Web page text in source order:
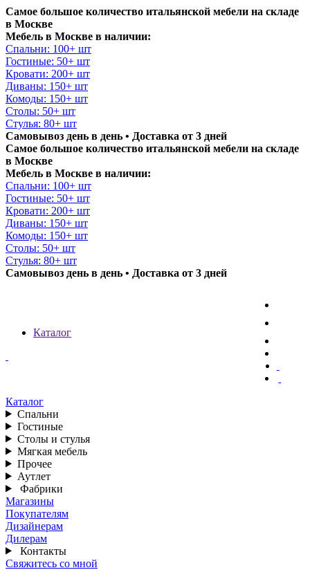
Самое большое количество итальянской мебели на складе
в Москве
Мебель в Москве в наличии:
Спальни: 100+ шт
Гостиные: 50+ шт
Кровати: 200+ шт
Диваны: 150+ шт
Комоды: 150+ шт
Столы: 50+ шт
Стулья: 80+ шт
Самовывоз день в день • Доставка от 3 дней
Самое большое количество итальянской мебели на складе
в Москве
Мебель в Москве в наличии:
Спальни: 100+ шт
Гостиные: 50+ шт
Кровати: 200+ шт
Диваны: 150+ шт
Комоды: 150+ шт
Столы: 50+ шт
Стулья: 80+ шт
Самовывоз день в день • Доставка от 3 дней
Каталог
Каталог
Спальни
Гостиные
Столы и стулья
Мягкая мебель
Прочее
Аутлет
Фабрики
Магазины
Покупателям
Дизайнерам
Дилерам
Контакты
Свяжитесь со мной